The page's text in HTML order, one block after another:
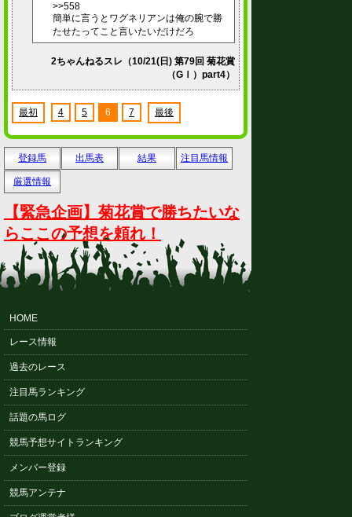
>>558
簡単に言うとワグネリアンは俺の腕で勝
たせたってこと言いたいだけだろ
2ちゃんねるスレ（10/21(日) 第79回 菊花賞
（GⅠ）part4）
最初 4 5 6 7 最後
登録馬 出馬表 結果 注目馬情報
厳選情報
【緊急企画】菊花賞で勝ちたいな
らここの予想を頼れ！
HOME
レース情報
過去のレース
注目馬ランキング
話題の馬ログ
競馬予想サイトランキング
メンバー登録
競馬アンテナ